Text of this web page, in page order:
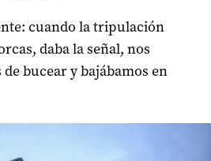
cuando la tripulación
daba la señal, nos
bucear y bajábamos en